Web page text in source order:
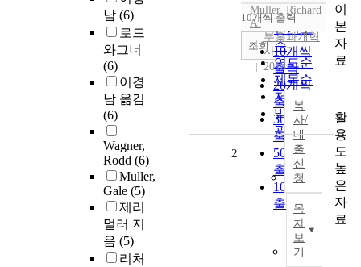
남 (6)
로드
와그너
(6)
이경
남 옮김
(6)
Wagner,
Rodd (6)
Muller,
Gale (5)
제리
멀러 지
음 (5)
리처
순
인기도
순
연도순
제목순
저자순
발행기
관순
내림차순
10개씩 출력
10개씩
출력
20개씩
출력
30개씩
출력
50개씩
출력
100개씩
출력
조회
Muller, Richard
A.
부흥과개혁
사
2018
복
사/
대
출
신
청
목
차
보
기
2
이
본
자
료
활
용
도
높
은
자
료